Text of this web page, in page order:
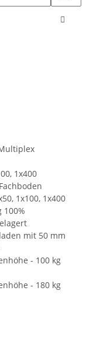
1x400
1x100, 1x400
100%
mit 50 mm
- 100 kg
- 180 kg